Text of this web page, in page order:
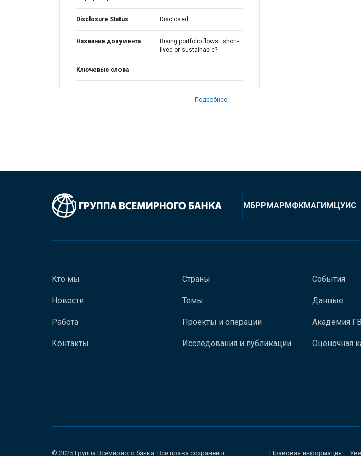
Disclosure Status Disclosed
Название документа
Rising portfolio flows : short-
lived or sustainable?
Ключевые слова
Подробнее
МБРРМАРМФКМАГИМЦУИС
Кто мы
Новости
Работа
Контакты
Страны
Темы
Проекты и операции
Исследования и публикации
События
Данные
Академия
Оценочная
© 2025 Группа Всемирного банка. Все права сохранены. Правовая информация